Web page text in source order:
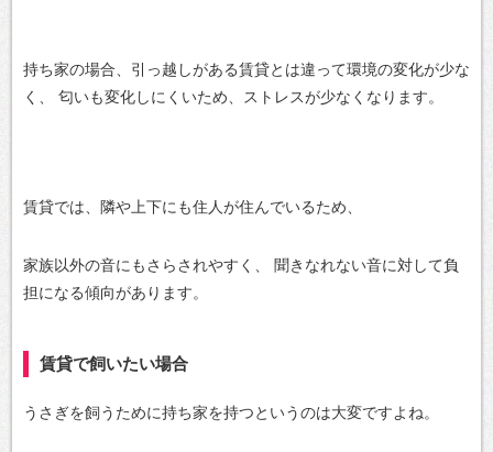
持ち家の場合、引っ越しがある賃貸とは違って環境の変化が少な
く、
匂いも変化しにくいため、ストレスが少なくなります。
賃貸では、隣や上下にも住人が住んでいるため、
家族以外の音にもさらされやすく、
聞きなれない音に対して負
担になる傾向があります。
賃貸で飼いたい場合
うさぎを飼うために持ち家を持つというのは大変ですよね。